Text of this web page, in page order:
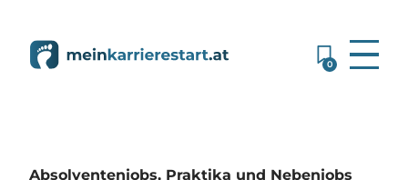
0
Absolventenjobs, Praktika und Nebenjobs